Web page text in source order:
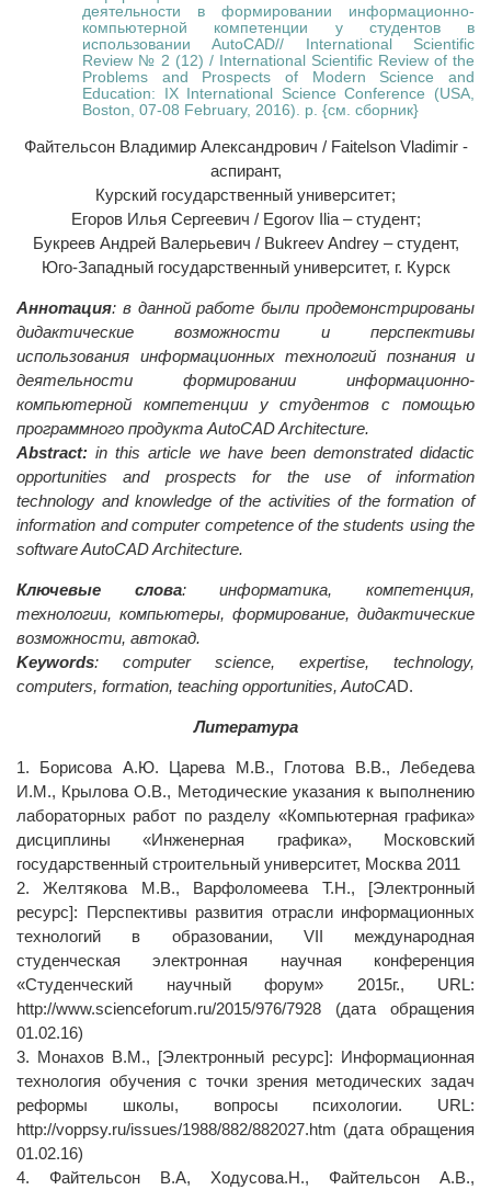
деятельности в формировании информационно-
компьютерной компетенции у студентов в
использовании AutoCAD// International Scientific
Review № 2 (12) / International Scientific Review of the
Problems and Prospects of Modern Science and
Education: IX International Science Conference (USA,
Boston, 07-08 February, 2016). p. {см. сборник}
Файтельсон Владимир Александрович / Faitelson Vladimir -
аспирант,
Курский государственный университет;
Егоров Илья Сергеевич / Egorov Ilia – студент;
Букреев Андрей Валерьевич / Bukreev Andrey – студент,
Юго-Западный государственный университет, г. Курск
Аннотация: в данной работе были продемонстрированы
дидактические возможности и перспективы
использования информационных технологий познания и
деятельности формировании информационно-
компьютерной компетенции у студентов с помощью
программного продукта AutoCAD Architecture.
Abstract: in this article we have been demonstrated didactic
opportunities and prospects for the use of information
technology and knowledge of the activities of the formation of
information and computer competence of the students using the
software AutoCAD Architecture.
Ключевые слова: информатика, компетенция,
технологии, компьютеры, формирование, дидактические
возможности, автокад.
Keywords: computer science, expertise, technology,
computers, formation, teaching opportunities, AutoCAD.
Литература
1. Борисова А.Ю. Царева М.В., Глотова В.В., Лебедева
И.М., Крылова О.В., Методические указания к выполнению
лабораторных работ по разделу «Компьютерная графика»
дисциплины «Инженерная графика», Московский
государственный строительный университет, Москва 2011
2. Желтякова М.В., Варфоломеева Т.Н., [Электронный
ресурс]: Перспективы развития отрасли информационных
технологий в образовании, VII международная
студенческая электронная научная конференция
«Студенческий научный форум» 2015г., URL:
http://www.scienceforum.ru/2015/976/7928 (дата обращения
01.02.16)
3. Монахов В.М., [Электронный ресурс]: Информационная
технология обучения с точки зрения методических задач
реформы школы, вопросы психологии. URL:
http://voppsy.ru/issues/1988/882/882027.htm (дата обращения
01.02.16)
4. Файтельсон В.А, Ходусова.Н., Файтельсон А.В.,